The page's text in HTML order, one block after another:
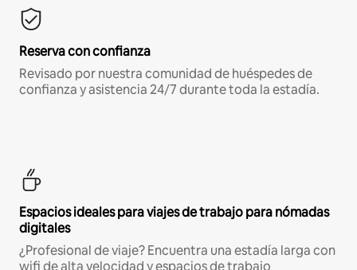
Reserva con confianza
Revisado por nuestra comunidad de huéspedes de
confianza y asistencia 24/7 durante toda la estadía.
Espacios ideales para viajes de trabajo para nómadas
digitales
¿Profesional de viaje? Encuentra una estadía larga con
wifi de alta velocidad y espacios de trabajo